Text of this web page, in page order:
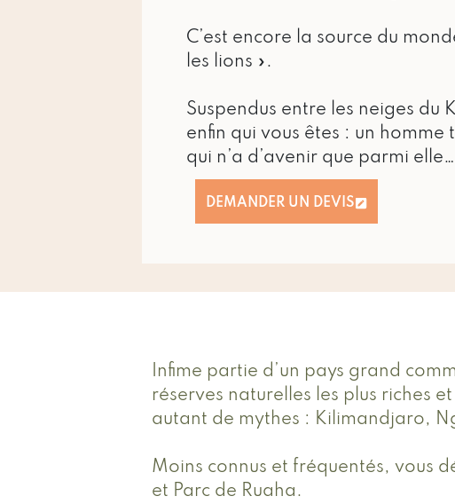
C’est encore la source du
les lions ».
Suspendus entre les neiges
enfin qui vous êtes : un
qui n’a d’avenir que parmi elle…
DEMANDER UN DEVIS
Infime partie d’un pays grand
réserves naturelles les plus riches
autant de mythes : Kilimandjaro,
Moins connus et fréquentés, vous
et Parc de Ruaha.